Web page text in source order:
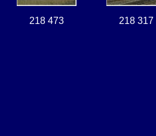
218 473 218 317